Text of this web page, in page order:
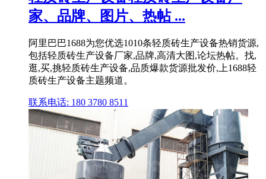
家、品牌、图片、热帖 ...
阿里巴巴1688为您优选1010条轻质砖生产设备热销货源,
包括轻质砖生产设备厂家,品牌,高清大图,论坛热帖。找,
逛,买,挑轻质砖生产设备,品质爆款货源批发价,上1688轻
质砖生产设备主题频道。
联系电话: 180 3780 8511